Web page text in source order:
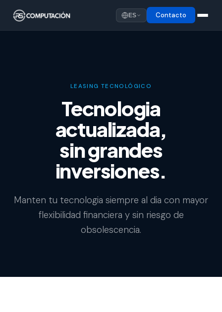
ES Contacto
LEASING TECNOLÓGICO
Tecnologia
actualizada,
sin grandes
inversiones.
Manten tu tecnologia siempre al dia con mayor
flexibilidad financiera y sin riesgo de
obsolescencia.